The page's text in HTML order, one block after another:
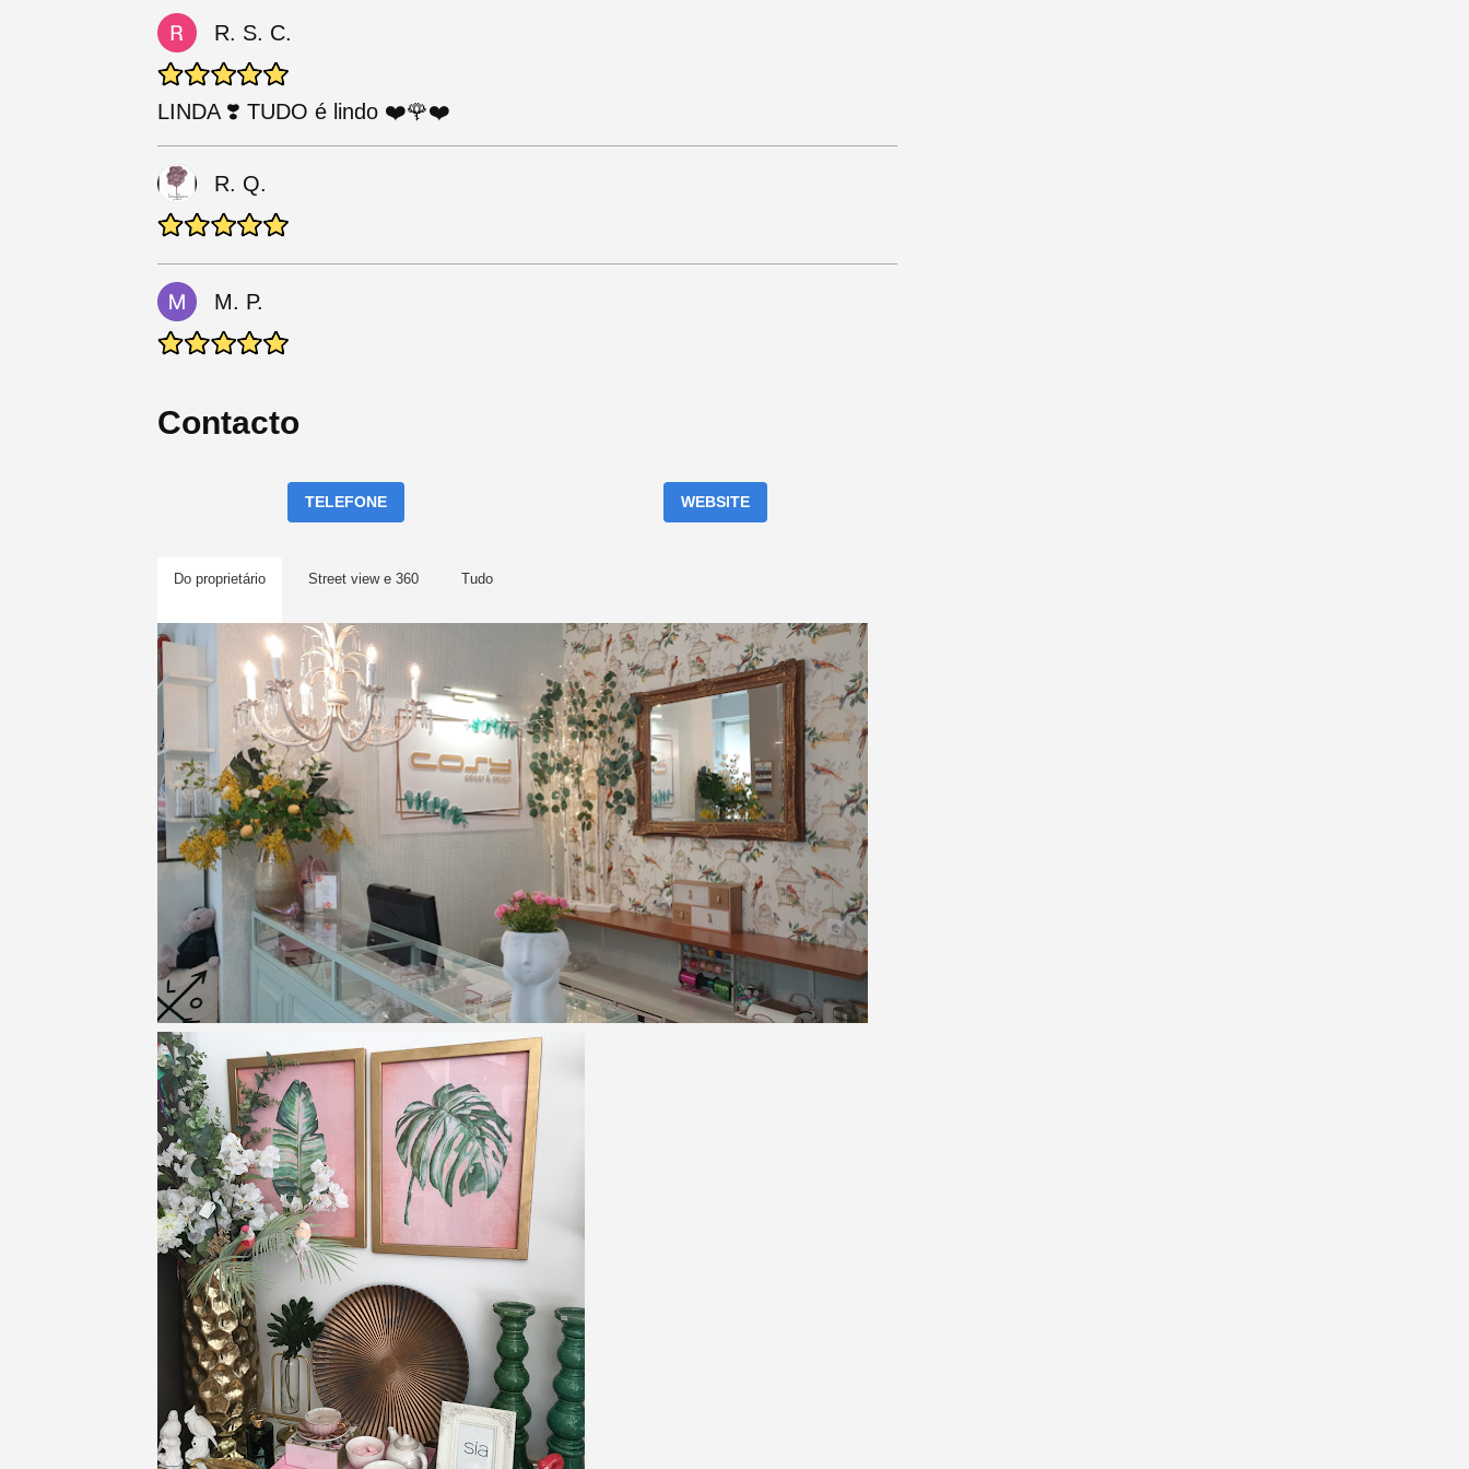
R. S. C.
LINDA ❣️ TUDO é lindo ❤️🌹❤️
R. Q.
M. P.
Contacto
TELEFONE WEBSITE
Do proprietário Street view e 360 Tudo